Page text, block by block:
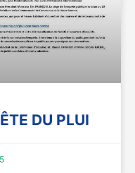
DU PLUI